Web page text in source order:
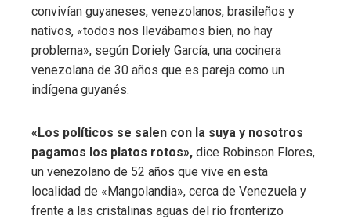
convivían guyaneses, venezolanos, brasileños y
nativos, «todos nos llevábamos bien, no hay
problema», según Doriely García, una cocinera
venezolana de 30 años que es pareja como un
indígena guyanés.
«Los políticos se salen con la suya y nosotros
pagamos los platos rotos», dice Robinson Flores,
un venezolano de 52 años que vive en esta
localidad de «Mangolandia», cerca de Venezuela y
frente a las cristalinas aguas del río fronterizo